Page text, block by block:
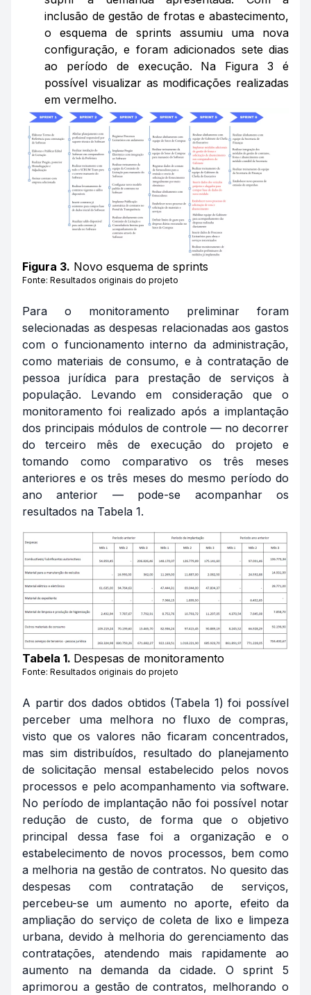
inclusão de gestão de frotas e abastecimento,
o esquema de sprints assumiu uma nova
configuração, e foram adicionados sete dias
ao período de execução. Na Figura 3 é
possível visualizar as modificações realizadas
em vermelho.
Figura 3. Novo esquema de sprints
Fonte: Resultados originais do projeto
Para o monitoramento preliminar foram
selecionadas as despesas relacionadas aos gastos
com o funcionamento interno da administração,
como materiais de consumo, e à contratação de
pessoa jurídica para prestação de serviços à
população. Levando em consideração que o
monitoramento foi realizado após a implantação
dos principais módulos de controle — no decorrer
do terceiro mês de execução do projeto e
tomando como comparativo os três meses
anteriores e os três meses do mesmo período do
ano anterior — pode-se acompanhar os
resultados na Tabela 1.
Tabela 1. Despesas de monitoramento
Fonte: Resultados originais do projeto
A partir dos dados obtidos (Tabela 1) foi possível
perceber uma melhora no fluxo de compras,
visto que os valores não ficaram concentrados,
mas sim distribuídos, resultado do planejamento
de solicitação mensal estabelecido pelos novos
processos e pelo acompanhamento via software.
No período de implantação não foi possível notar
redução de custo, de forma que o objetivo
principal dessa fase foi a organização e o
estabelecimento de novos processos, bem como
a melhoria na gestão de contratos. No quesito das
despesas com contratação de serviços,
percebeu-se um aumento no aporte, efeito da
ampliação do serviço de coleta de lixo e limpeza
urbana, devido à melhoria do gerenciamento das
contratações, atendendo mais rapidamente ao
aumento na demanda da cidade. O sprint 5
aprimorou a gestão de contratos, melhorando o